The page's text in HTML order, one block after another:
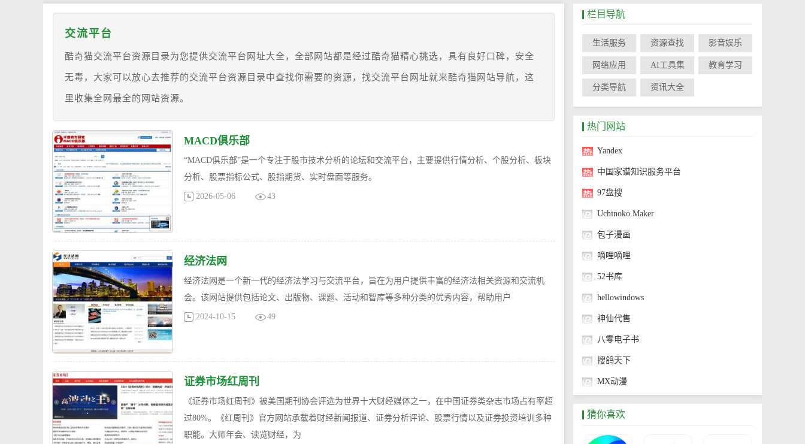
交流平台
酷奇猫交流平台资源目录为您提供交流平台网址大全，全部网站都是经过酷奇猫精心挑选，具有良好口碑，安全
无毒，大家可以放心去推荐的交流平台资源目录中查找你需要的资源，找交流平台网址就来酷奇猫网站导航，这
里收集全网最全的网站资源。
MACD俱乐部
“MACD俱乐部”是一个专注于股市技术分析的论坛和交流平台，主要提供行情分析、个股分析、板块
分析、股票指标公式、股指期货、实时盘面等服务。
2026-05-06 43
经济法网
经济法网是一个新一代的经济法学习与交流平台，旨在为用户提供丰富的经济法相关资源和交流机
会。该网站提供包括论文、出版物、课题、活动和智库等多种分类的优秀内容，帮助用户
2024-10-15 49
证券市场红周刊
《证券市场红周刊》被美国期刊协会评选为世界十大财经媒体之一，在中国证券类杂志市场占有率超
过80%。《红周刊》官方网站承载着财经新闻报道、证券分析评论、股票行情以及证券投资培训多种
职能。大师年会、读览财经，为
栏目导航
生活服务 资源查找 影音娱乐
网络应用 AI工具集 教育学习
分类导航 资讯大全
热门网站
Yandex
中国家谱知识服务平台
97盘搜
Uchinoko Maker
包子漫画
嘀哩嘀哩
52书库
hellowindows
神仙代售
八零电子书
搜鸽天下
MX动漫
猜你喜欢